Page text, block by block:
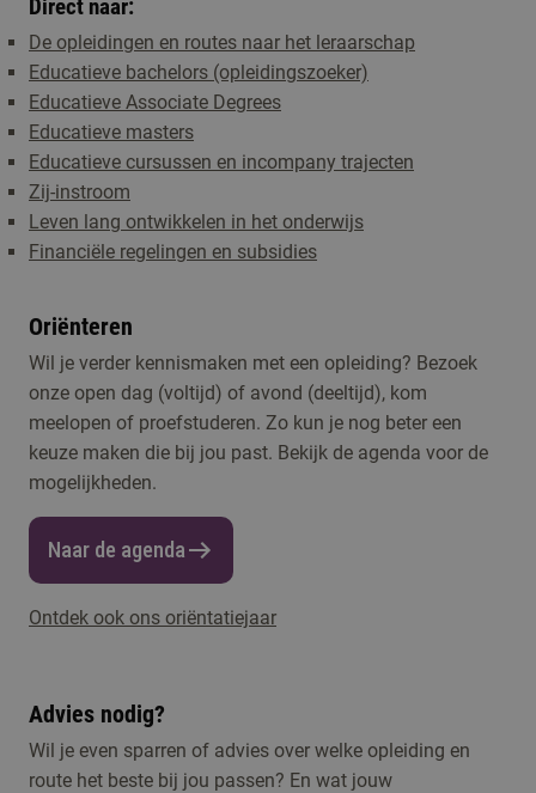
Direct naar:
De opleidingen en routes naar het leraarschap
Educatieve bachelors (opleidingszoeker)
Educatieve Associate Degrees
Educatieve masters
Educatieve cursussen en incompany trajecten
Zij-instroom
Leven lang ontwikkelen in het onderwijs
Financiële regelingen en subsidies
Oriënteren
Wil je verder kennismaken met een opleiding? Bezoek
onze open dag (voltijd) of avond (deeltijd), kom
meelopen of proefstuderen. Zo kun je nog beter een
keuze maken die bij jou past. Bekijk de agenda voor de
mogelijkheden.
Naar de agenda
Ontdek ook ons oriëntatiejaar
Advies nodig?
Wil je even sparren of advies over welke opleiding en
route het beste bij jou passen? En wat jouw